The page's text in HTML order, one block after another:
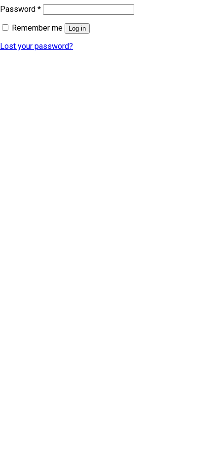
Password *
Remember me
Log in
Lost your password?